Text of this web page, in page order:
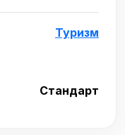
Туризм
Стандарт